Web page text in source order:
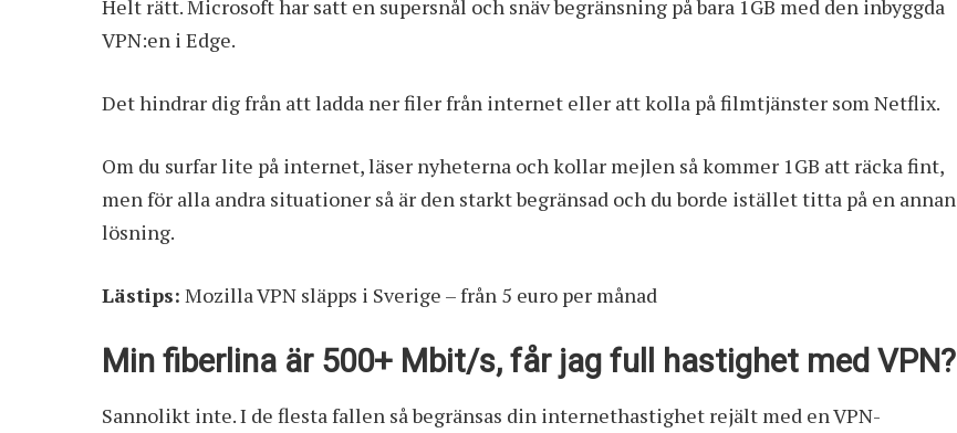
Helt rätt. Microsoft har satt en supersnål och snäv begränsning på bara 1GB med den inbyggda
VPN:en i Edge.
Det hindrar dig från att ladda ner filer från internet eller att kolla på filmtjänster som Netflix.
Om du surfar lite på internet, läser nyheterna och kollar mejlen så kommer 1GB att räcka fint,
men för alla andra situationer så är den starkt begränsad och du borde istället titta på en annan
lösning.
Lästips: Mozilla VPN släpps i Sverige – från 5 euro per månad
Min fiberlina är 500+ Mbit/s, får jag full hastighet med VPN?
Sannolikt inte. I de flesta fallen så begränsas din internethastighet rejält med en VPN-